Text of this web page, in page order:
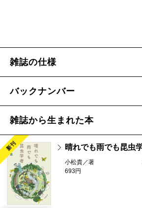
向けられた小説
わたしの好きなクレスト・ブック
恵訳）／非武装地帯
コラム
三橋曉の海外エンタ三つ巴
とんぼの本をよむ
第8回新潮エンターテインメント
連載
【新連載】
雑誌の仕様
バックナンバー
雑誌から生まれた本
新刊 晴れでも雨でも昆虫
小松貴／著
693円